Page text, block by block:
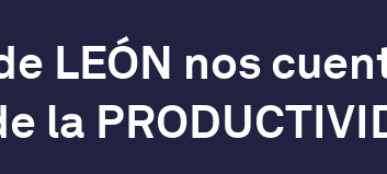
LEÓN nos
la